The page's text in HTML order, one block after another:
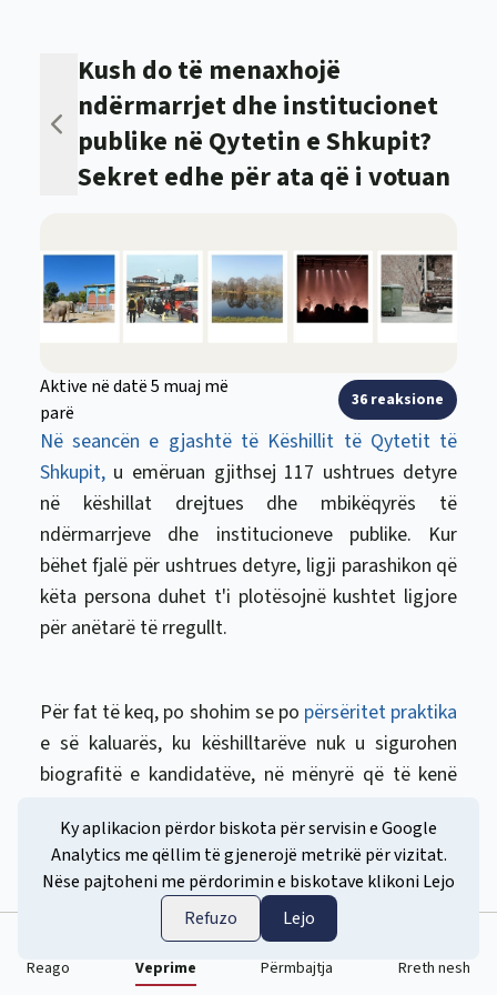
Kush do të menaxhojë
ndërmarrjet dhe institucionet
publike në Qytetin e Shkupit?
Sekret edhe për ata që i votuan
Aktive në datë 5 muaj më
parë
36 reaksione
Në seancën e gjashtë të Këshillit të Qytetit të
Shkupit, u emëruan gjithsej 117 ushtrues detyre
në këshillat drejtues dhe mbikëqyrës të
ndërmarrjeve dhe institucioneve publike. Kur
bëhet fjalë për ushtrues detyre, ligji parashikon që
këta persona duhet t'i plotësojnë kushtet ligjore
për anëtarë të rregullt.
Për fat të keq, po shohim se po përsëritet praktika
e së kaluarës, ku këshilltarëve nuk u sigurohen
biografitë e kandidatëve, në mënyrë që të kenë
nëse kanë njohuritë dhe përvojën e duhur. Ligjet
nuk parashikojnë pengesa që këshilltarët të kenë
një pasqyrë të tillë në dokumentacion.
Kështu, këshilltarët, të cilët në emër të qytetarëve
duhet të vendosin se kush do të menaxhojë
nuk është aktive
Ky aplikacion përdor biskota për servisin e Google
Analytics me qëllim të gjenerojë metrikë për vizitat.
Nëse pajtoheni me përdorimin e biskotave klikoni Lejo
Refuzo
Lejo
Reago Veprime Përmbajtja Rreth nesh